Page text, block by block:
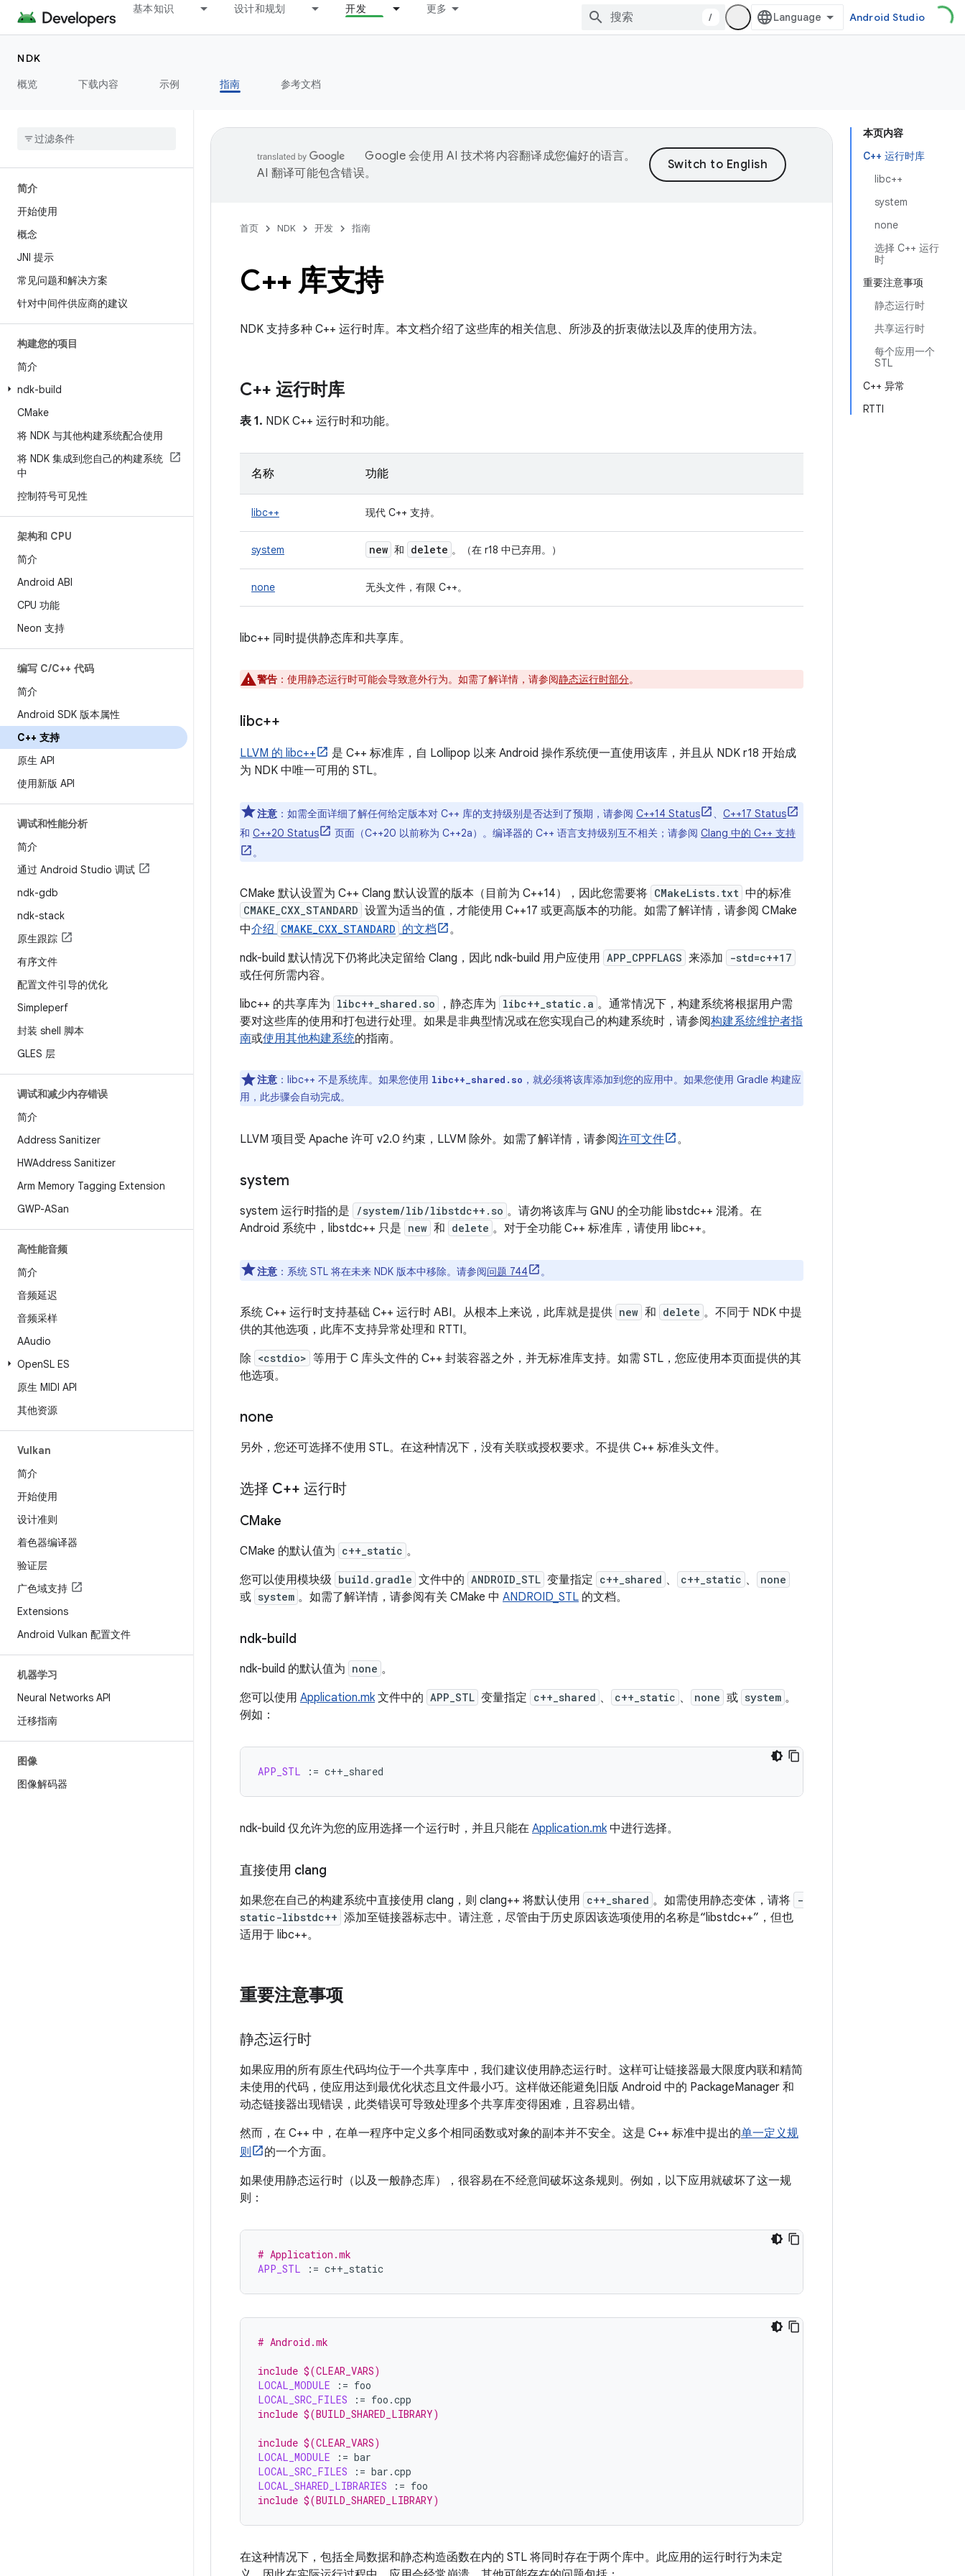
基本知识 设计和规划 开发 更多
/ Android Studio
NDK
概览
下载内容 示例 指南 参考文档
简介
开始使用
概念
JNI 提示
常见问题和解决方案
针对中间件供应商的建议
构建您的项目
简介
ndk-build
CMake
将 NDK 与其他构建系统配合使用
将 NDK 集成到您自己的构建系统
中
控制符号可见性
架构和 CPU
简介
Android ABI
CPU 功能
Neon 支持
编写 C/C++ 代码
简介
Android SDK 版本属性
C++ 支持
原生 API
使用新版 API
调试和性能分析
简介
通过 Android Studio 调试
ndk-gdb
ndk-stack
原生跟踪
有序文件
配置文件引导的优化
Simpleperf
封装 shell 脚本
GLES 层
调试和减少内存错误
简介
Address Sanitizer
HWAddress Sanitizer
Arm Memory Tagging Extension
GWP-ASan
高性能音频
简介
音频延迟
音频采样
AAudio
OpenSL ES
原生 MIDI API
其他资源
Vulkan
简介
开始使用
设计准则
着色器编译器
验证层
广色域支持
Extensions
Android Vulkan 配置文件
机器学习
Neural Networks API
迁移指南
图像
图像解码器
本页内容
C++ 运行时库
libc++
system
none
选择 C++ 运行
时
重要注意事项
静态运行时
共享运行时
每个应用一个
STL
C++ 异常
RTTI
Google 会使用 AI 技术将内容翻译成您偏好的语言。
AI 翻译可能包含错误。
首页 NDK 开发 指南
C++ 库支持
NDK 支持多种 C++ 运行时库。本文档介绍了这些库的相关信息、所涉及的折衷做法以及库的使用方法。
C++ 运行时库
表 1. NDK C++ 运行时和功能。
名称 功能
libc++ 现代 C++ 支持。
system new 和 delete 。（在 r18 中已弃用。）
none 无头文件，有限 C++。
libc++ 同时提供静态库和共享库。
警告 ：使用静态运行时可能会导致意外行为。如需了解详情，请参阅静态运行时部分。
libc++
LLVM 的 libc++
是 C++ 标准库，自 Lollipop 以来 Android 操作系统便一直使用该库，并且从 NDK r18 开始成
为 NDK 中唯一可用的 STL。
注意 ：如需全面详细了解任何给定版本对 C++ 库的支持级别是否达到了预期，请参阅 C++14 Status 、 C++17 Status
和 C++20 Status 页面 （C++20 以前称为 C++2a）。编译器的 C++ 语言支持级别互不相关；请参阅 Clang 中的 C++ 支持
。
CMake 默认设置为 C++ Clang 默认设置的版本（目前为 C++14），因此您需要将 CMakeLists.txt 中的标准
CMAKE_CXX_STANDARD 设置为适当的值，才能使用 C++17 或更高版本的功能。如需了解详情，请参阅 CMake
中介绍 CMAKE_CXX_STANDARD 的文档
。
ndk-build 默认情况下仍将此决定留给 Clang，因此 ndk-build 用户应使用 APP_CPPFLAGS 来添加 -std=c++17
或任何所需内容。
libc++ 的共享库为 libc++_shared.so ，静态库为 libc++_static.a 。通常情况下，构建系统将根据用户需
要对这些库的使用和打包进行处理。如果是非典型情况或在您实现自己的构建系统时，请参阅构建系统维护者指
南或使用其他构建系统的指南。
注意 ：libc++ 不是系统库。如果您使用 libc++_shared.so ，就必须将该库添加到您的应用中。如果您使用 Gradle 构建应
用，此步骤会自动完成。
LLVM 项目受 Apache 许可 v2.0 约束，LLVM 除外。如需了解详情，请参阅许可文件 。
system
system 运行时指的是 /system/lib/libstdc++.so 。请勿将该库与 GNU 的全功能 libstdc++ 混淆。在
Android 系统中，libstdc++ 只是 new 和 delete 。对于全功能 C++ 标准库，请使用 libc++。
注意 ：系统 STL 将在未来 NDK 版本中移除。请参阅问题 744 。
系统 C++ 运行时支持基础 C++ 运行时 ABI。从根本上来说，此库就是提供 new 和 delete 。不同于 NDK 中提
供的其他选项，此库不支持异常处理和 RTTI。
除 <cstdio> 等用于 C 库头文件的 C++ 封装容器之外，并无标准库支持。如需 STL，您应使用本页面提供的其
他选项。
none
另外，您还可选择不使用 STL。在这种情况下，没有关联或授权要求。不提供 C++ 标准头文件。
选择 C++ 运行时
CMake
CMake 的默认值为 c++_static 。
您可以使用模块级 build.gradle 文件中的 ANDROID_STL 变量指定 c++_shared 、 c++_static 、 none
或 system 。如需了解详情，请参阅有关 CMake 中 ANDROID_STL 的文档。
ndk-build
ndk-build 的默认值为 none 。
您可以使用 Application.mk文件中的 APP_STL 变量指定 c++_shared 、 c++_static 、 none 或 system 。
例如：
APP_STL :=
ndk-build 仅允许为您的应用选择一个运行时，并且只能在 Application.mk中进行选择。
直接使用 clang
如果您在自己的构建系统中直接使用 clang，则 clang++ 将默认使用 c++_shared 。如需使用静态变体，请将 -
static-libstdc++ 添加至链接器标志中。请注意，尽管由于历史原因该选项使用的名称是“libstdc++”，但也
适用于 libc++。
重要注意事项
静态运行时
如果应用的所有原生代码均位于一个共享库中，我们建议使用静态运行时。这样可让链接器最大限度内联和精简
未使用的代码，使应用达到最优化状态且文件最小巧。这样做还能避免旧版 Android 中的 PackageManager 和
动态链接器出现错误，此类错误可导致处理多个共享库变得困难，且容易出错。
然而，在 C++ 中，在单一程序中定义多个相同函数或对象的副本并不安全。这是 C++ 标准中提出的单一定义规
则
的一个方面。
如果使用静态运行时（以及一般静态库），很容易在不经意间破坏这条规则。例如，以下应用就破坏了这一规
则：
# Application.mk
APP_STL
:=
# Android.mk
include $(CLEAR_VARS)
LOCAL_MODULE
:=
LOCAL_SRC_FILES
:=
include $(BUILD_SHARED_LIBRARY)
include $(CLEAR_VARS)
LOCAL_MODULE
:=
LOCAL_SRC_FILES
:=
LOCAL_SHARED_LIBRARIES
:=
include $(BUILD_SHARED_LIBRARY)
在这种情况下，包括全局数据和静态构造函数在内的 STL 将同时存在于两个库中。此应用的运行时行为未定